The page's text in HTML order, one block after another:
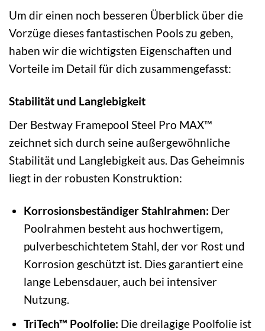
Um dir einen noch besseren Überblick über die
Vorzüge dieses fantastischen Pools zu geben,
haben wir die wichtigsten Eigenschaften und
Vorteile im Detail für dich zusammengefasst:
Stabilität und Langlebigkeit
Der Bestway Framepool Steel Pro MAX™
zeichnet sich durch seine außergewöhnliche
Stabilität und Langlebigkeit aus. Das Geheimnis
liegt in der robusten Konstruktion:
Korrosionsbeständiger Stahlrahmen: Der
Poolrahmen besteht aus hochwertigem,
pulverbeschichtetem Stahl, der vor Rost und
Korrosion geschützt ist. Dies garantiert eine
lange Lebensdauer, auch bei intensiver
Nutzung.
TriTech™ Poolfolie: Die dreilagige Poolfolie ist